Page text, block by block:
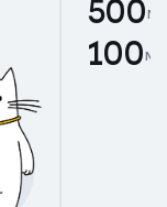
500
100